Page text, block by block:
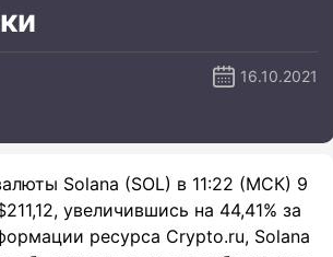
16.10.2021
Solana (SOL) в 11:22 (МСК) 9
увеличившись на 44,41% за
ресурса Crypto.ru, Solana